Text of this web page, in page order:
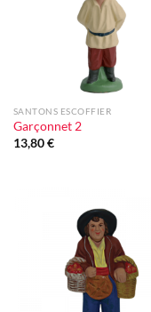
SANTONS ESCOFFIER
Garçonnet 2
13,80€